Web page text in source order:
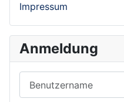
Impressum
Anmeldung